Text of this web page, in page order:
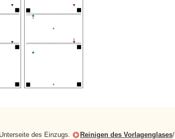
des Einzugs. Reinigen des Vorlagenglases/